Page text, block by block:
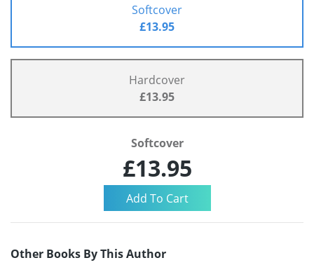
Softcover
£13.95
Hardcover
£13.95
Softcover
£13.95
Other Books By This Author